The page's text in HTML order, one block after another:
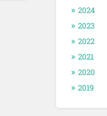
2024
2023
2022
2021
2020
2019